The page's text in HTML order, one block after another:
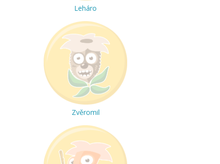
Leháro
Zvěromil